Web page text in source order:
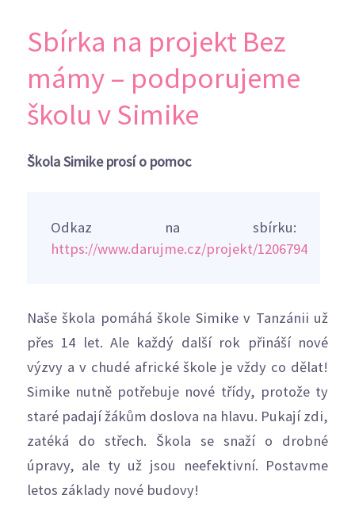
Sbírka na projekt Bez
mámy – podporujeme
školu v Simike
Škola Simike prosí o pomoc
Odkaz na sbírku:
https://www.darujme.cz/projekt/1206794
Naše škola pomáhá škole Simike v Tanzánii už
přes 14 let. Ale každý další rok přináší nové
výzvy a v chudé africké škole je vždy co dělat!
Simike nutně potřebuje nové třídy, protože ty
staré padají žákům doslova na hlavu. Pukají zdi,
zatéká do střech. Škola se snaží o drobné
úpravy, ale ty už jsou neefektivní. Postavme
letos základy nové budovy!